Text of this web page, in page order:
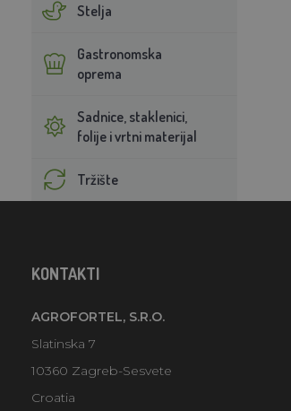
Stelja
Gastronomska
oprema
Sadnice, staklenici,
folije i vrtni materijal
Tržište
KONTAKTI
AGROFORTEL, S.R.O.
Slatinska 7
10360 Zagreb-Sesvete
Croatia